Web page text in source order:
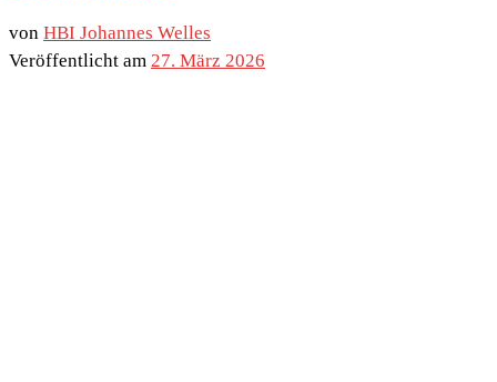
von HBI Johannes Welles
Veröffentlicht am 27. März 2026